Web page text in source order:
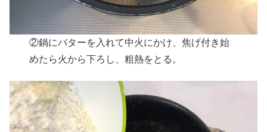
②鍋にバターを入れて中火にかけ、焦げ付き始
めたら火から下ろし、粗熱をとる。